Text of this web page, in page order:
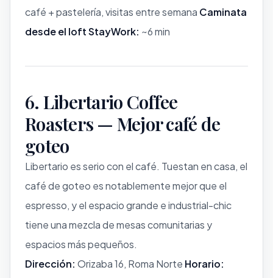
café + pastelería, visitas entre semana Caminata
desde el loft StayWork: ~6 min
6. Libertario Coffee
Roasters — Mejor café de
goteo
Libertario es serio con el café. Tuestan en casa, el
café de goteo es notablemente mejor que el
espresso, y el espacio grande e industrial-chic
tiene una mezcla de mesas comunitarias y
espacios más pequeños.
Dirección: Orizaba 16, Roma Norte Horario: